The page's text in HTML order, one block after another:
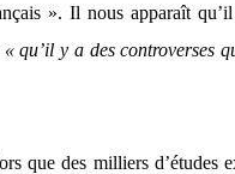
». Il nous apparaît
« qu’il y a des controverses
que des milliers d’études